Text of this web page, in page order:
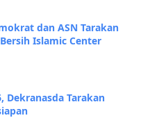
dan ASN Tarakan
Islamic Center
Dekranasda Tarakan